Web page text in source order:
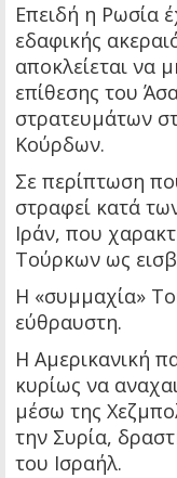
Επειδή η Ρωσία
εδαφικής
αποκλείεται να
επίθεσης του
στρατευμάτων
Κούρδων.
Σε περίπτωση
στραφεί κατά
Ιράν, που
Τούρκων ως
Η «συμμαχία»
εύθραυστη.
Η Αμερικανική
κυρίως να
μέσω της
την Συρία,
του Ισραήλ.